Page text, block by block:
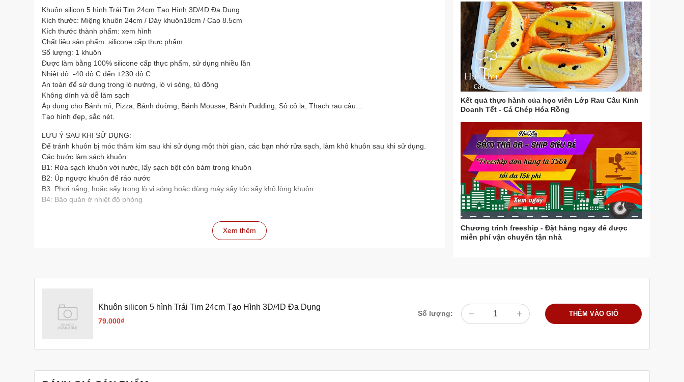
Khuôn silicon 5 hình Trái Tim 24cm Tạo Hình 3D/4D Đa Dụng
Kích thước: Miệng khuôn 24cm / Đáy khuôn18cm / Cao 8.5cm
Kích thước thành phẩm: xem hình
Chất liệu sản phẩm: silicone cấp thực phẩm
Số lượng: 1 khuôn
Được làm bằng 100% silicone cấp thực phẩm, sử dụng nhiều lần
Nhiệt độ: -40 độ C đến +230 độ C
An toàn để sử dụng trong lò nướng, lò vi sóng, tủ đông
Không dính và dễ làm sạch
Áp dụng cho Bánh mì, Pizza, Bánh đường, Bánh Mousse, Bánh Pudding, Sô cô la, Thạch rau câu…
Tạo hình đẹp, sắc nét.
LƯU Ý SAU KHI SỬ DỤNG:
Để tránh khuôn bị móc thâm kim sau khi sử dụng một thời gian, các bạn nhớ rửa sạch, làm khô khuôn sau khi sử dụng.
Các bước làm sách khuôn:
B1: Rửa sạch khuôn với nước, lấy sạch bột còn bám trong khuôn
B2: Úp ngược khuôn để ráo nước
B3: Phơi nắng, hoặc sấy trong lò vi sóng hoặc dùng máy sấy tóc sấy khô lòng khuôn
B4: Bảo quản ở nhiệt độ phòng
Xem thêm
Kết quả thực hành của học viên Lớp Rau Câu Kinh
Doanh Tết - Cá Chép Hóa Rồng
Chương trình freeship - Đặt hàng ngay để được
miễn phí vận chuyển tận nhà
Khuôn silicon 5 hình Trái Tim 24cm Tạo Hình 3D/4D Đa Dụng
79.000₫
Số lượng: THÊM VÀO GIỎ